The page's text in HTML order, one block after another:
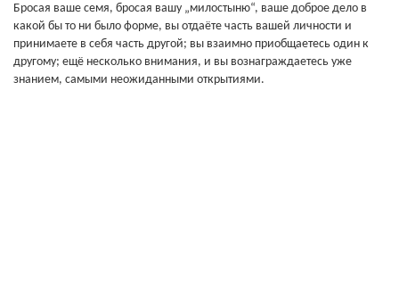
Бросая ваше семя, бросая вашу „милостыню“, ваше доброе дело в
какой бы то ни было форме, вы отдаёте часть вашей личности и
принимаете в себя часть другой; вы взаимно приобщаетесь один к
другому; ещё несколько внимания, и вы вознаграждаетесь уже
знанием, самыми неожиданными открытиями.